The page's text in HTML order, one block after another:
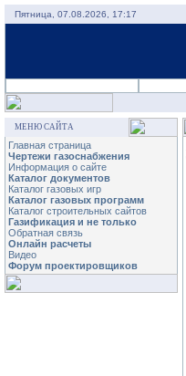
Пятница, 07.08.2026, 17:17
МЕНЮ САЙТА
Главная страница
Чертежи газоснабжения
Информация о сайте
Каталог документов
Каталог газовых игр
Каталог газовых программ
Каталог строительных сайтов
Газификация и не только
Обратная связь
Онлайн расчеты
Видео
Форум проектировщиков